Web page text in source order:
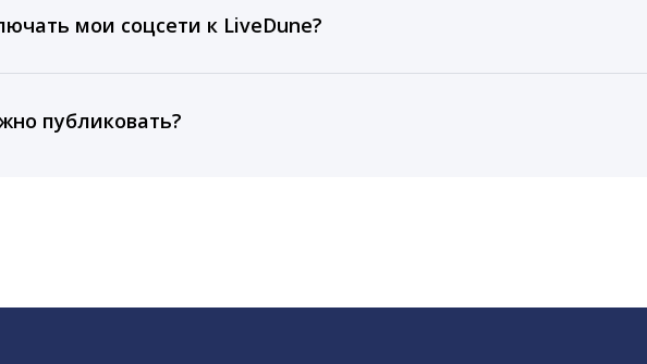
При оплате тарифа Бизнес отображаются сведения за 3 года, а
мои соцсети к LiveDune?
публиковать?